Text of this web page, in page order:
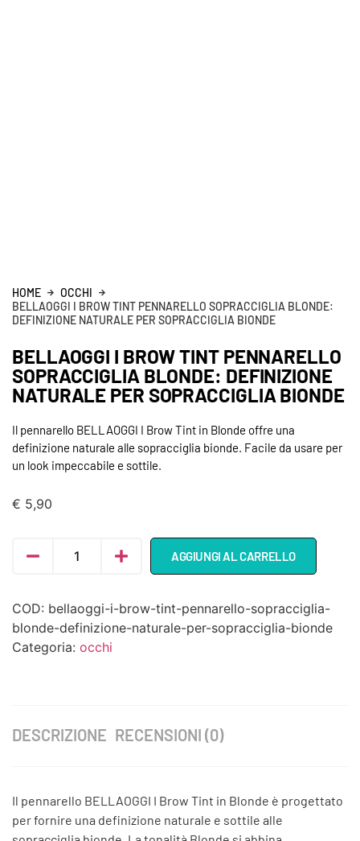
HOME
OCCHI
BELLAOGGI I BROW TINT PENNARELLO SOPRACCIGLIA BLONDE:
DEFINIZIONE NATURALE PER SOPRACCIGLIA BIONDE
BELLAOGGI I BROW TINT PENNARELLO
SOPRACCIGLIA BLONDE: DEFINIZIONE
NATURALE PER SOPRACCIGLIA BIONDE
Il pennarello BELLAOGGI I Brow Tint in Blonde offre una
definizione naturale alle sopracciglia bionde. Facile da usare per
un look impeccabile e sottile.
€ 5,90
AGGIUNGI AL CARRELLO
COD: bellaoggi-i-brow-tint-pennarello-sopracciglia-
blonde-definizione-naturale-per-sopracciglia-bionde
Categoria: occhi
DESCRIZIONE RECENSIONI (0)
Il pennarello BELLAOGGI I Brow Tint in Blonde è progettato
per fornire una definizione naturale e sottile alle